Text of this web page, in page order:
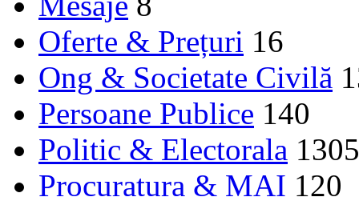
Oferte & Prețuri 16
Ong & Societate Civilă
Persoane Publice 140
Politic & Electorala 1305
Procuratura & MAI 120